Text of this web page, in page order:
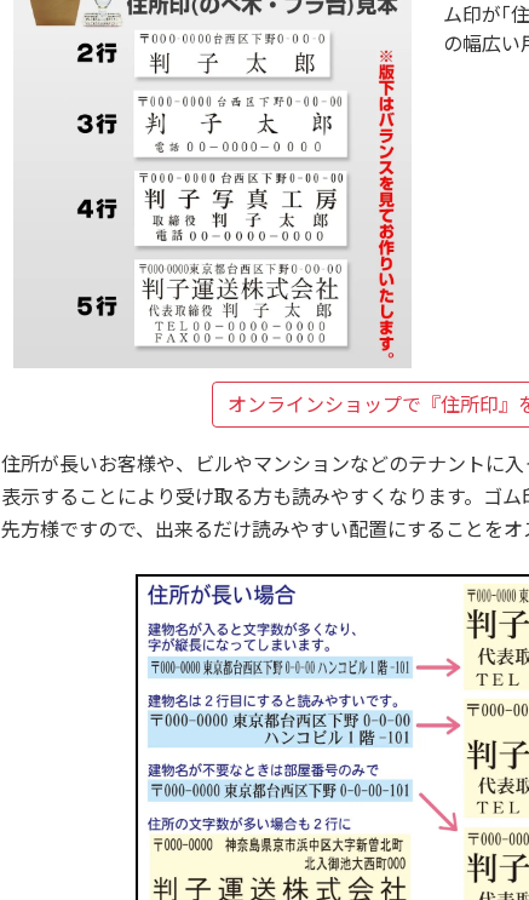
ム印が｢
の幅広い
オンラインショップで 『住所印』
住所が長いお客様や、ビルやマンションなどのテナントに
表示することにより受け取る方も読みやすくなります。ゴ
先方様ですので、出来るだけ読みやすい配置にすることをオ